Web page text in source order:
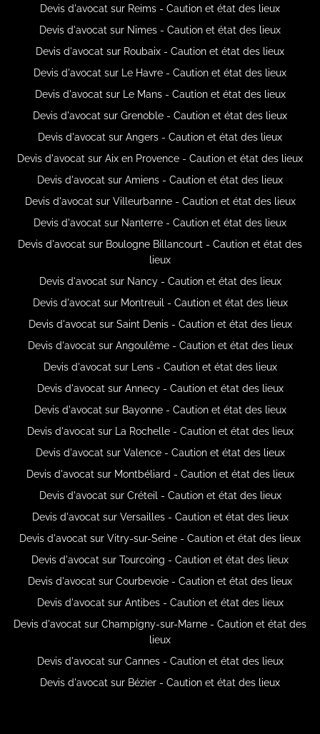
Devis d'avocat sur Reims - Caution et état des lieux
Devis d'avocat sur Nimes - Caution et état des lieux
Devis d'avocat sur Roubaix - Caution et état des lieux
Devis d'avocat sur Le Havre - Caution et état des lieux
Devis d'avocat sur Le Mans - Caution et état des lieux
Devis d'avocat sur Grenoble - Caution et état des lieux
Devis d'avocat sur Angers - Caution et état des lieux
Devis d'avocat sur Aix en Provence - Caution et état des lieux
Devis d'avocat sur Amiens - Caution et état des lieux
Devis d'avocat sur Villeurbanne - Caution et état des lieux
Devis d'avocat sur Nanterre - Caution et état des lieux
Devis d'avocat sur Boulogne Billancourt - Caution et état des
lieux
Devis d'avocat sur Nancy - Caution et état des lieux
Devis d'avocat sur Montreuil - Caution et état des lieux
Devis d'avocat sur Saint Denis - Caution et état des lieux
Devis d'avocat sur Angoulême - Caution et état des lieux
Devis d'avocat sur Lens - Caution et état des lieux
Devis d'avocat sur Annecy - Caution et état des lieux
Devis d'avocat sur Bayonne - Caution et état des lieux
Devis d'avocat sur La Rochelle - Caution et état des lieux
Devis d'avocat sur Valence - Caution et état des lieux
Devis d'avocat sur Montbéliard - Caution et état des lieux
Devis d'avocat sur Créteil - Caution et état des lieux
Devis d'avocat sur Versailles - Caution et état des lieux
Devis d'avocat sur Vitry-sur-Seine - Caution et état des lieux
Devis d'avocat sur Tourcoing - Caution et état des lieux
Devis d'avocat sur Courbevoie - Caution et état des lieux
Devis d'avocat sur Antibes - Caution et état des lieux
Devis d'avocat sur Champigny-sur-Marne - Caution et état des
lieux
Devis d'avocat sur Cannes - Caution et état des lieux
Devis d'avocat sur Bézier - Caution et état des lieux